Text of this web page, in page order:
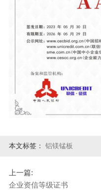
本文标签： 铝镁锰板
上一篇:
企业资信等级证书